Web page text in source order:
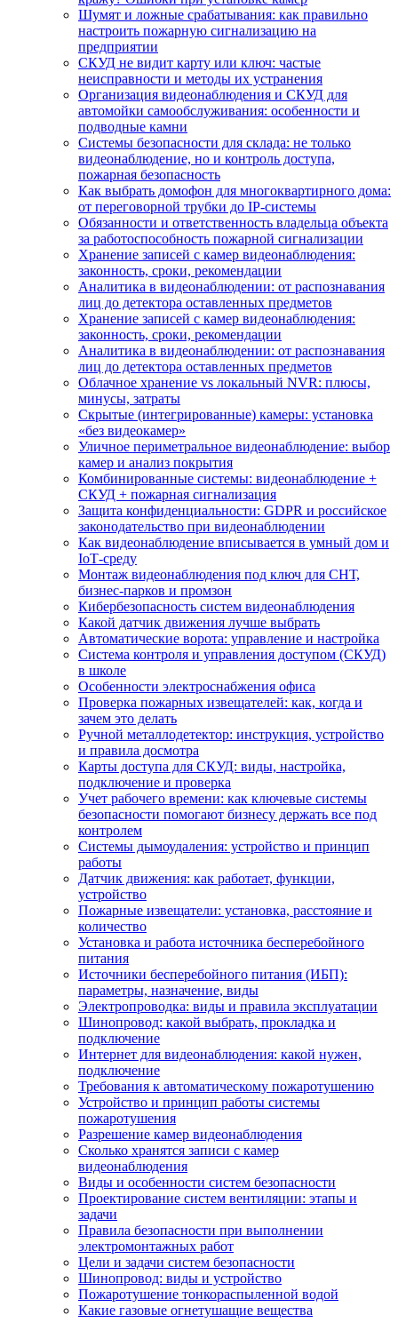
Шумят и ложные срабатывания: как правильно
настроить пожарную сигнализацию на
предприятии
СКУД не видит карту или ключ: частые
неисправности и методы их устранения
Организация видеонаблюдения и СКУД для
автомойки самообслуживания: особенности и
подводные камни
Системы безопасности для склада: не только
видеонаблюдение, но и контроль доступа,
пожарная безопасность
Как выбрать домофон для многоквартирного дома:
от переговорной трубки до IP-системы
Обязанности и ответственность владельца объекта
за работоспособность пожарной сигнализации
Хранение записей с камер видеонаблюдения:
законность, сроки, рекомендации
Аналитика в видеонаблюдении: от распознавания
лиц до детектора оставленных предметов
Хранение записей с камер видеонаблюдения:
законность, сроки, рекомендации
Аналитика в видеонаблюдении: от распознавания
лиц до детектора оставленных предметов
Облачное хранение vs локальный NVR: плюсы,
минусы, затраты
Скрытые (интегрированные) камеры: установка
«без видеокамер»
Уличное периметральное видеонаблюдение: выбор
камер и анализ покрытия
Комбинированные системы: видеонаблюдение +
СКУД + пожарная сигнализация
Защита конфиденциальности: GDPR и российское
законодательство при видеонаблюдении
Как видеонаблюдение вписывается в умный дом и
IoT‑среду
Монтаж видеонаблюдения под ключ для СНТ,
бизнес‑парков и промзон
Кибербезопасность систем видеонаблюдения
Какой датчик движения лучше выбрать
Автоматические ворота: управление и настройка
Система контроля и управления доступом (СКУД)
в школе
Особенности электроснабжения офиса
Проверка пожарных извещателей: как, когда и
зачем это делать
Ручной металлодетектор: инструкция, устройство
и правила досмотра
Карты доступа для СКУД: виды, настройка,
подключение и проверка
Учет рабочего времени: как ключевые системы
безопасности помогают бизнесу держать все под
контролем
Системы дымоудаления: устройство и принцип
работы
Датчик движения: как работает, функции,
устройство
Пожарные извещатели: установка, расстояние и
количество
Установка и работа источника бесперебойного
питания
Источники бесперебойного питания (ИБП):
параметры, назначение, виды
Электропроводка: виды и правила эксплуатации
Шинопровод: какой выбрать, прокладка и
подключение
Интернет для видеонаблюдения: какой нужен,
подключение
Требования к автоматическому пожаротушению
Устройство и принцип работы системы
пожаротушения
Разрешение камер видеонаблюдения
Сколько хранятся записи с камер
видеонаблюдения
Виды и особенности систем безопасности
Проектирование систем вентиляции: этапы и
задачи
Правила безопасности при выполнении
электромонтажных работ
Цели и задачи систем безопасности
Шинопровод: виды и устройство
Пожаротушение тонкораспыленной водой
Какие газовые огнетушащие вещества